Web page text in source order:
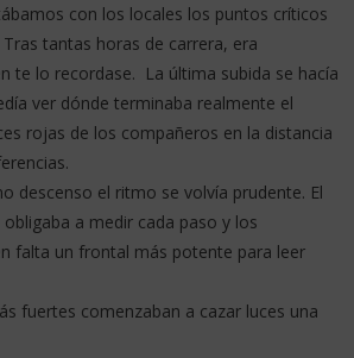
con los locales los puntos críticos
tantas horas de carrera, era
te lo recordase. La última subida se hacía
ver dónde terminaba realmente el
rojas de los compañeros en la distancia
descenso el ritmo se volvía prudente. El
a medir cada paso y los
falta un frontal más potente para leer
fuertes comenzaban a cazar luces una